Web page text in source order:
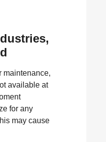
maintenance,
available at
for any
may cause.